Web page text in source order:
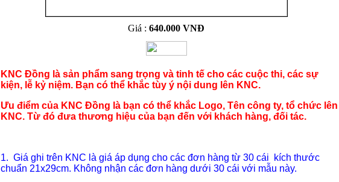
Giá : 640.000 VNĐ
KNC Đồng là sản phẩm sang trọng và tinh tế cho các cuộc thi, các sự
kiện, lễ kỷ niệm. Bạn có thể khắc tùy ý nội dung lên KNC.
Ưu điểm của KNC Đồng là bạn có thể khắc Logo, Tên công ty, tổ chức lên
KNC. Từ đó đưa thương hiệu của bạn đến với khách hàng, đối tác.
1. Giá ghi trên KNC là giá áp dụng cho các đơn hàng từ 30 cái kích thước
chuẩn 21x29cm. Không nhận các đơn hàng dưới 30 cái với mẫu này.